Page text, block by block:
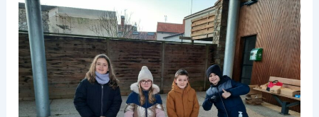
Les
CM1-
CM2
se
mobilisent
une